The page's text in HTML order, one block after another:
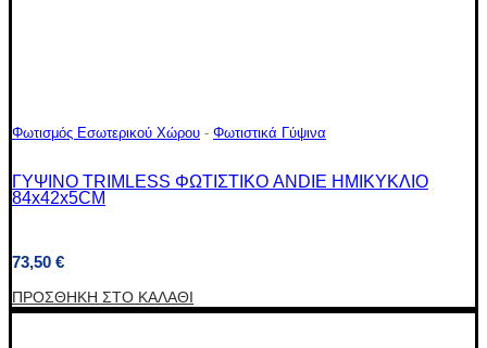
Φωτισμός Εσωτερικού Χώρου - Φωτιστικά Γύψινα
ΓΥΨΙΝΟ TRIMLESS ΦΩΤΙΣΤΙΚΟ ANDIE ΗΜΙΚΥΚΛΙΟ
84x42x5CM
73,50 €
ΠΡΟΣΘΉΚΗ ΣΤΟ ΚΑΛΆΘΙ